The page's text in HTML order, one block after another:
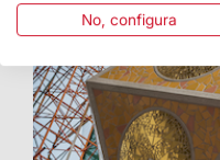
No, configura